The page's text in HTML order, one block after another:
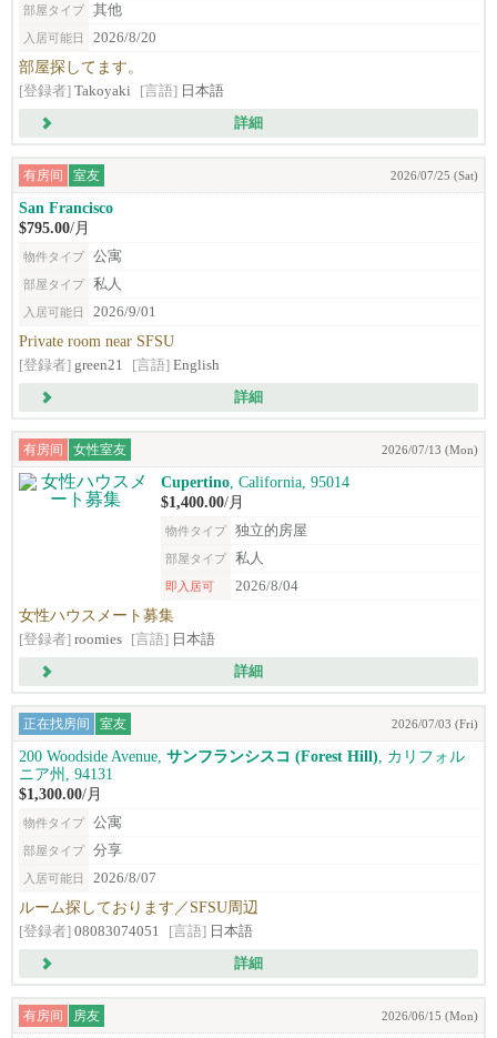
部屋タイプ 其他
入居可能日 2026/8/20
部屋探してます。
[登録者] Takoyaki [言語] 日本語
詳細
有房间 室友 2026/07/25 (Sat)
San Francisco
$795.00/月
物件タイプ 公寓
部屋タイプ 私人
入居可能日 2026/9/01
Private room near SFSU
[登録者] green21 [言語] English
詳細
有房间 女性室友 2026/07/13 (Mon)
Cupertino , California, 95014
$1,400.00/月
物件タイプ 独立的房屋
部屋タイプ 私人
即入居可 2026/8/04
女性ハウスメート募集
[登録者] roomies [言語] 日本語
詳細
正在找房间 室友 2026/07/03 (Fri)
200 Woodside Avenue, サンフランシスコ (Forest Hill) , カリフォル
ニア州, 94131
$1,300.00/月
物件タイプ 公寓
部屋タイプ 分享
入居可能日 2026/8/07
ルーム探しております／SFSU周辺
[登録者] 08083074051 [言語] 日本語
詳細
有房间 房友 2026/06/15 (Mon)